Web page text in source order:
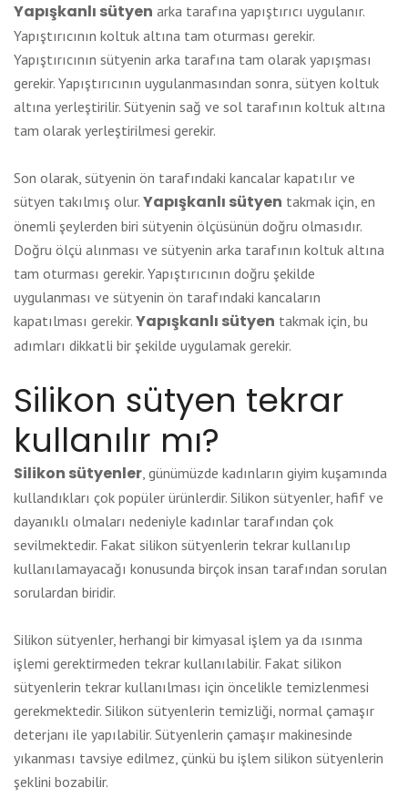
Yapışkanlı sütyen arka tarafına yapıştırıcı uygulanır.
Yapıştırıcının koltuk altına tam oturması gerekir.
Yapıştırıcının sütyenin arka tarafına tam olarak yapışması
gerekir. Yapıştırıcının uygulanmasından sonra, sütyen koltuk
altına yerleştirilir. Sütyenin sağ ve sol tarafının koltuk altına
tam olarak yerleştirilmesi gerekir.
Son olarak, sütyenin ön tarafındaki kancalar kapatılır ve
sütyen takılmış olur. Yapışkanlı sütyen takmak için, en
önemli şeylerden biri sütyenin ölçüsünün doğru olmasıdır.
Doğru ölçü alınması ve sütyenin arka tarafının koltuk altına
tam oturması gerekir. Yapıştırıcının doğru şekilde
uygulanması ve sütyenin ön tarafındaki kancaların
kapatılması gerekir. Yapışkanlı sütyen takmak için, bu
adımları dikkatli bir şekilde uygulamak gerekir.
Silikon sütyen tekrar
kullanılır mı?
Silikon sütyenler, günümüzde kadınların giyim kuşamında
kullandıkları çok popüler ürünlerdir. Silikon sütyenler, hafif ve
dayanıklı olmaları nedeniyle kadınlar tarafından çok
sevilmektedir. Fakat silikon sütyenlerin tekrar kullanılıp
kullanılamayacağı konusunda birçok insan tarafından sorulan
sorulardan biridir.
Silikon sütyenler, herhangi bir kimyasal işlem ya da ısınma
işlemi gerektirmeden tekrar kullanılabilir. Fakat silikon
sütyenlerin tekrar kullanılması için öncelikle temizlenmesi
gerekmektedir. Silikon sütyenlerin temizliği, normal çamaşır
deterjanı ile yapılabilir. Sütyenlerin çamaşır makinesinde
yıkanması tavsiye edilmez, çünkü bu işlem silikon sütyenlerin
şeklini bozabilir.